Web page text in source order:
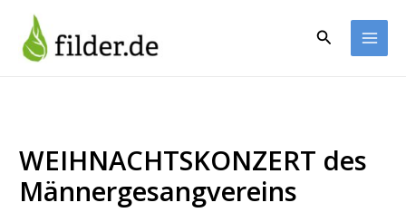
Inhalt
springen
Suchen
WEIHNACHTSKONZERT des
Männergesangvereins